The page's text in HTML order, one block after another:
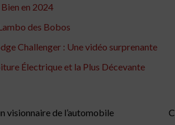
en 2024
des Bobos
Challenger : Une vidéo surprenante
Électrique et la Plus Décevante
visionnaire de l’automobile